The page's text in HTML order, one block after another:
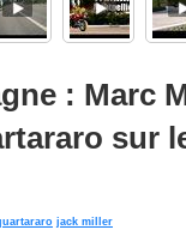
: Marc
sur
jack miller